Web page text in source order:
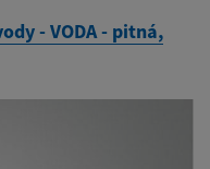
- VODA - pitná,